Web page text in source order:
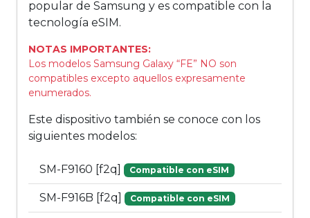
popular de Samsung y es compatible con la
tecnología eSIM.
NOTAS IMPORTANTES:
Los modelos Samsung Galaxy “FE” NO son
compatibles excepto aquellos expresamente
enumerados.
Este dispositivo también se conoce con los
siguientes modelos:
SM-F9160 [f2q] Compatible con eSIM
SM-F916B [f2q] Compatible con eSIM